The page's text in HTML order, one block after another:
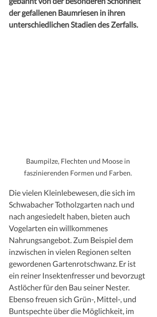
der gefallenen Baumriesen in ihren
unterschiedlichen Stadien des Zerfalls.
Baumpilze, Flechten und Moose in
faszinierenden Formen und Farben.
Die vielen Kleinlebewesen, die sich im
Schwabacher Totholzgarten nach und
nach angesiedelt haben, bieten auch
Vogelarten ein willkommenes
Nahrungsangebot. Zum Beispiel dem
inzwischen in vielen Regionen selten
gewordenen Gartenrotschwanz. Er ist
ein reiner Insektenfresser und bevorzugt
Astlöcher für den Bau seiner Nester.
Ebenso freuen sich Grün-, Mittel-, und
Buntspechte über die Möglichkeit, im